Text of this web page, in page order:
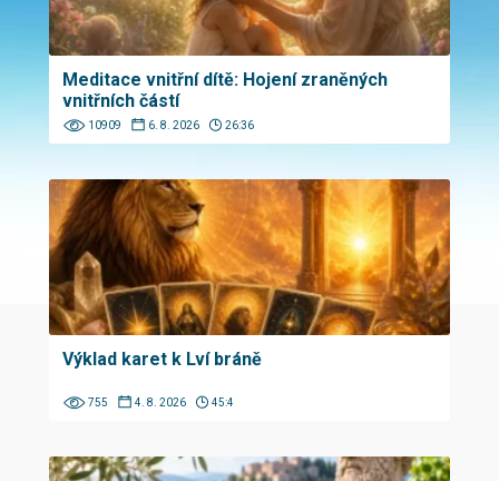
Meditace vnitřní dítě: Hojení zraněných
vnitřních částí
10909 6. 8. 2026 26:36
Výklad karet k Lví bráně
755 4. 8. 2026 45:4